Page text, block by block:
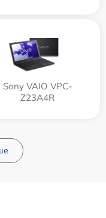
Sony VAIO VPC-
Z23A4R